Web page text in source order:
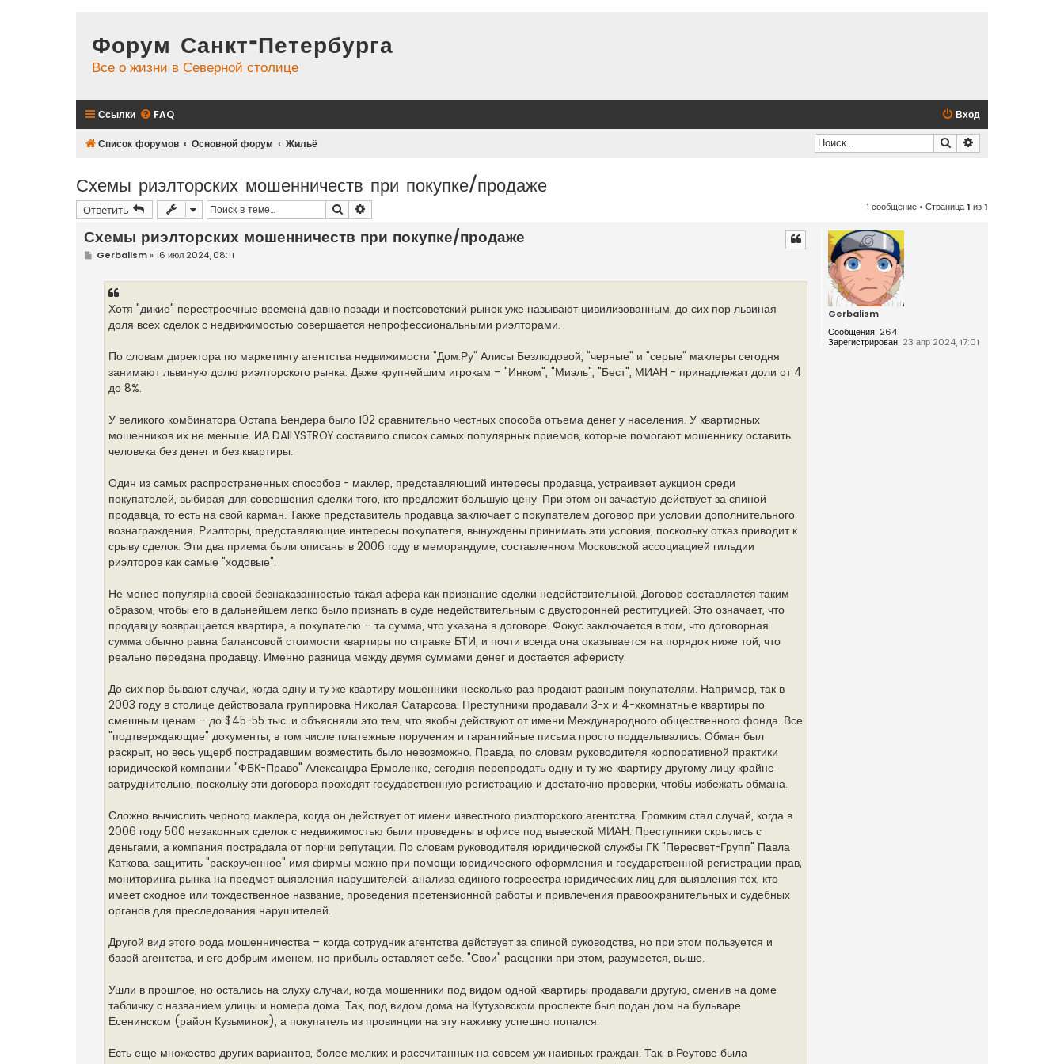
Форум Санкт-Петербурга
Все о жизни в Северной столице
Ссылки FAQ Вход
Список форумов Основной форум Жильё Поиск
Схемы риэлторских мошенничеств при покупке/продаже
Ответить Поиск 1 сообщение • Страница1 из1
Gerbalism
Сообщения: 264
Зарегистрирован: 23 апр 2024, 17:01
Схемы риэлторских мошенничеств при покупке/продаже
СGerbalism» 16 июл 2024, 08:11
Хотя "дикие" перестроечные времена давно позади и постсоветский рынок уже называют цивилизованным, до сих пор львиная
доля всех сделок с недвижимостью совершается непрофессиональными риэлторами.
По словам директора по маркетингу агентства недвижимости "Дом.Ру" Алисы Безлюдовой, "черные" и "серые" маклеры сегодня
занимают львиную долю риэлторского рынка. Даже крупнейшим игрокам – "Инком", "Миэль", "Бест", МИАН - принадлежат доли от 4
до 8%.
У великого комбинатора Остапа Бендера было 102 сравнительно честных способа отъема денег у населения. У квартирных
мошенников их не меньше. ИА DAILYSTROY составило список самых популярных приемов, которые помогают мошеннику оставить
человека без денег и без квартиры.
Один из самых распространенных способов - маклер, представляющий интересы продавца, устраивает аукцион среди
покупателей, выбирая для совершения сделки того, кто предложит большую цену. При этом он зачастую действует за спиной
продавца, то есть на свой карман. Также представитель продавца заключает с покупателем договор при условии дополнительного
вознаграждения. Риэлторы, представляющие интересы покупателя, вынуждены принимать эти условия, поскольку отказ приводит к
срыву сделок. Эти два приема были описаны в 2006 году в меморандуме, составленном Московской ассоциацией гильдии
риэлторов как самые "ходовые".
Не менее популярна своей безнаказанностью такая афера как признание сделки недействительной. Договор составляется таким
образом, чтобы его в дальнейшем легко было признать в суде недействительным с двусторонней реституцией. Это означает, что
продавцу возвращается квартира, а покупателю – та сумма, что указана в договоре. Фокус заключается в том, что договорная
сумма обычно равна балансовой стоимости квартиры по справке БТИ, и почти всегда она оказывается на порядок ниже той, что
реально передана продавцу. Именно разница между двумя суммами денег и достается аферисту.
До сих пор бывают случаи, когда одну и ту же квартиру мошенники несколько раз продают разным покупателям. Например, так в
2003 году в столице действовала группировка Николая Сатарсова. Преступники продавали 3-х и 4-хкомнатные квартиры по
смешным ценам – до $45-55 тыс. и объясняли это тем, что якобы действуют от имени Международного общественного фонда. Все
"подтверждающие" документы, в том числе платежные поручения и гарантийные письма просто подделывались. Обман был
раскрыт, но весь ущерб пострадавшим возместить было невозможно. Правда, по словам руководителя корпоративной практики
юридической компании "ФБК-Право" Александра Ермоленко, сегодня перепродать одну и ту же квартиру другому лицу крайне
затруднительно, поскольку эти договора проходят государственную регистрацию и достаточно проверки, чтобы избежать обмана.
Сложно вычислить черного маклера, когда он действует от имени известного риэлторского агентства. Громким стал случай, когда в
2006 году 500 незаконных сделок с недвижимостью были проведены в офисе под вывеской МИАН. Преступники скрылись с
деньгами, а компания пострадала от порчи репутации. По словам руководителя юридической службы ГК "Пересвет-Групп" Павла
Каткова, защитить "раскрученное" имя фирмы можно при помощи юридического оформления и государственной регистрации прав;
мониторинга рынка на предмет выявления нарушителей; анализа единого госреестра юридических лиц для выявления тех, кто
имеет сходное или тождественное название, проведения претензионной работы и привлечения правоохранительных и судебных
органов для преследования нарушителей.
Другой вид этого рода мошенничества – когда сотрудник агентства действует за спиной руководства, но при этом пользуется и
базой агентства, и его добрым именем, но прибыль оставляет себе. "Свои" расценки при этом, разумеется, выше.
Ушли в прошлое, но остались на слуху случаи, когда мошенники под видом одной квартиры продавали другую, сменив на доме
табличку с названием улицы и номера дома. Так, под видом дома на Кутузовском проспекте был подан дом на бульваре
Есенинском (район Кузьминок), а покупатель из провинции на эту наживку успешно попался.
Есть еще множество других вариантов, более мелких и рассчитанных на совсем уж наивных граждан. Так, в Реутове была